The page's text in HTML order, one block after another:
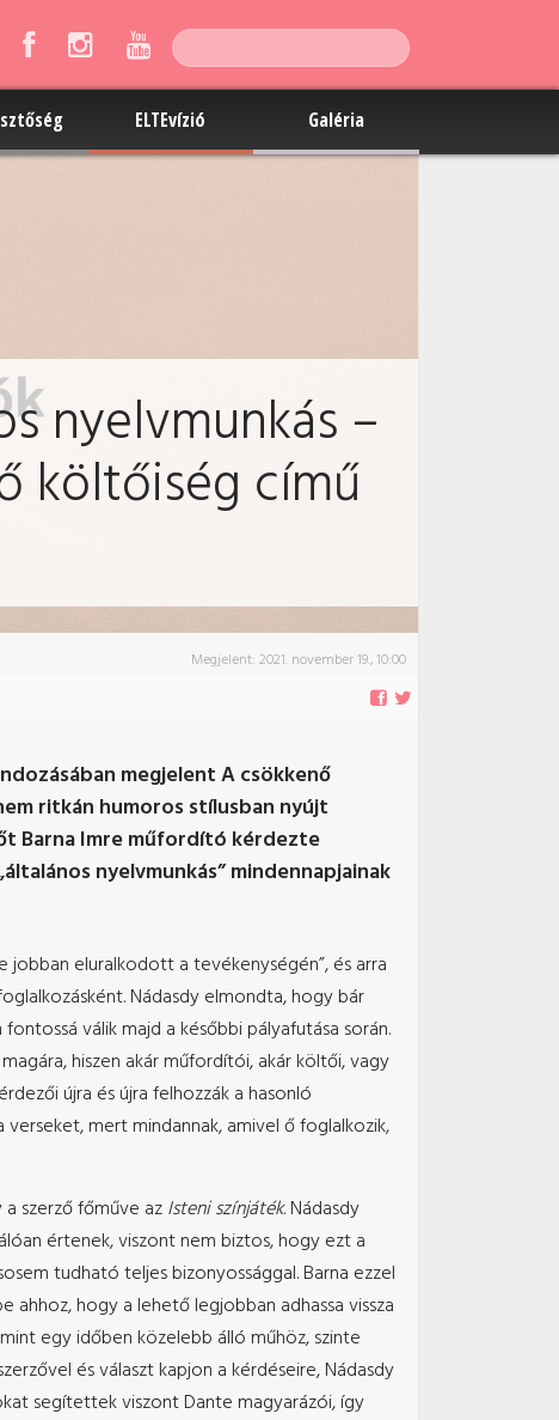
ELTEvízió Galéria
nyelvmunkás –
költőiség című
Megjelent: 2021. november 19., 10:00
megjelent A csökkenő
ritkán humoros stílusban nyújt
Barna Imre műfordító kérdezte
nyelvmunkás” mindennapjainak
eluralkodott a tevékenységén”, és arra
Nádasdy elmondta, hogy bár
válik majd a későbbi pályafutása során.
hiszen akár műfordítói, akár költői, vagy
újra és újra felhozzák a hasonló
mert mindannak, amivel ő foglalkozik,
szerző főműve azIsteni színjáték. Nádasdy
értenek, viszont nem biztos, hogy ezt a
tudható teljes bizonyossággal. Barna ezzel
hogy a lehető legjobban adhassa vissza
egy időben közelebb álló műhöz, szinte
és választ kapjon a kérdéseire, Nádasdy
segítettek viszont Dante magyarázói, így